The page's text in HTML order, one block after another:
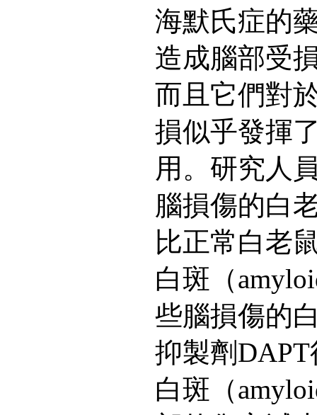
海默氏症的
造成腦部受
而且它們對
損似乎發揮
用。研究人
腦損傷的白
比正常白老
白斑（
些腦損傷的
抑製劑
白斑（